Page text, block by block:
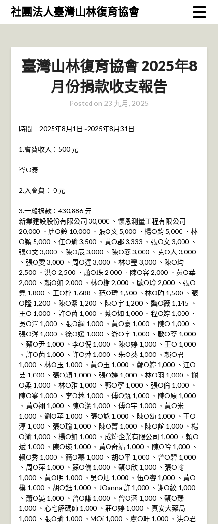
Skip社團法人臺灣山林復育協會
臺灣山林復育協會 2025年8
月份捐款收支報告
Posted on 23 九月, 2025
時間：2025年8月1日~2025年8月31日
1.會費收入：500 元
岑O泰
2.入會費： 0 元
3.一般捐款：430,886 元
新業建設股份有限公司 30,000 、懷恩測量工程有限公司
20,000 、唐O鈴 10,000 、張O文 5,000 、楊O鈞 5,000 、林
O穎 5,000 、任O瑜 3,500 、黃O郡 3,333 、張O文 3,000 、
張O文 3,000 、陳O辰 3,000 、陳O蓉 3,000 、克O人 3,000
、張O雯 3,000 、周O達 3,000 、林O瑩 3,000 、陳O均
2,500 、洪O 2,500 、蕭O珠 2,000 、陳O容 2,000 、黃O華
2,000 、賴O如 2,000 、林O樹 2,000 、歐O玲 2,000 、張O
堯 1,800 、王O梓 1,688 、范O瑋 1,500 、林O昀 1,500 、張
O隆 1,200 、陳O潔 1,200 、陳O宇 1,200 、龔O薇 1,145 、
王O 1,000 、許O茵 1,000 、蔡O如 1,000 、程O婷 1,000 、
吳O澤 1,000 、張O綱 1,000 、黃O豪 1,000 、陳O 1,000 、
張O涔 1,000 、徐O媛 1,000 、游O宇 1,000 、歐O苓 1,000
、蔡O尹 1,000 、李O倪 1,000 、陳O婷 1,000 、王O 1,000
、許O茵 1,000 、許O萍 1,000 、朱O葵 1,000 、賴O君
1,000 、林O玉 1,000 、黃O玉 1,000 、鄭O婷 1,000 、江O
芸 1,000 、張O穎 1,000 、張O婷 1,000 、林O羽 1,000 、謝
O柔 1,000 、林O雅 1,000 、郭O寧 1,000 、張O倫 1,000 、
陳O寧 1,000 、李O蓉 1,000 、傅O甄 1,000 、陳O原 1,000
、黃O祤 1,000 、陳O潔 1,000 、傅O宇 1,000 、黃O米
1,000 、劉O苹 1,000 、張O詠 1,000 、陳O幼 1,000 、王O
淳 1,000 、張O瑜 1,000 、陳O菁 1,000 、陳O誼 1,000 、楊
O渝 1,000 、楊O如 1,000 、成煒企業有限公司 1,000 、賴O
斌 1,000 、陳O瑛 1,000 、黃O奇靖 1,000 、陳O吟 1,000 、
賴O秀 1,000 、簡O蓁 1,000 、胡O平 1,000 、曾O碧 1,000
、周O萍 1,000 、蘇O儀 1,000 、蔡O欣 1,000 、張O翰
1,000 、黃O明 1,000 、吳O旭 1,000 、伍O睿 1,000 、黃O
樸 1,000 、胡O鈺 1,000 、JOanna 許 1,000 、謝O紋 1,000
、蕭O晏 1,000 、曾O謙 1,000 、曾O涵 1,000 、蔡O臻
1,000 、心宅解碼師 1,000 、莊O婷 1,000 、真安大藥局
1,000 、張O瑜 1,000 、MOi 1,000 、盧O軒 1,000 、洪O君